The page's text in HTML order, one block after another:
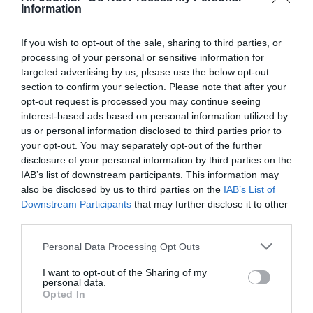
Information
If you wish to opt-out of the sale, sharing to third parties, or
processing of your personal or sensitive information for
targeted advertising by us, please use the below opt-out
section to confirm your selection. Please note that after your
opt-out request is processed you may continue seeing
interest-based ads based on personal information utilized by
us or personal information disclosed to third parties prior to
your opt-out. You may separately opt-out of the further
disclosure of your personal information by third parties on the
IAB’s list of downstream participants. This information may
also be disclosed by us to third parties on the IAB’s List of
Downstream Participants that may further disclose it to other
Personal Data Processing Opt Outs
I want to opt-out of the Sharing of my
personal data.
Opted In
NTa commenté :
9 juin 2026 - 15 h 54
min
La ligne existe depuis longtemps… Elle dessert le
Club Med et l’avion continue sur la Republique D. ou
Cancun, rien de nouveau c’est comme ca depuis la
faillite de XL Airways
RÉPONDRE
Losta commenté :
9 juin 2026 - 14 h 26 min
d’euros et passer 10 heures dans un avion pour aller sur une
île aussi paumée